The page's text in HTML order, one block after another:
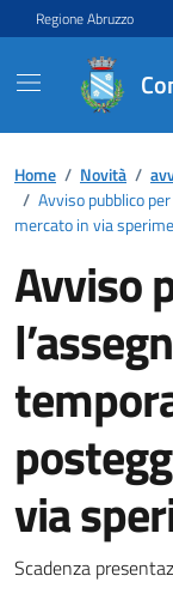
Vai ai contenuti
Vai al footer
Regione Abruzzo
Contenuti
Home / Novità /
/ Avviso pubblico
mercato in via
Avviso
via
Dettagli
Scadenza